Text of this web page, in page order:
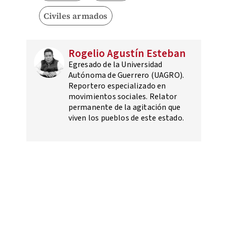
Civiles armados
Rogelio Agustín Esteban
Egresado de la Universidad
Autónoma de Guerrero (UAGRO).
Reportero especializado en
movimientos sociales. Relator
permanente de la agitación que
viven los pueblos de este estado.